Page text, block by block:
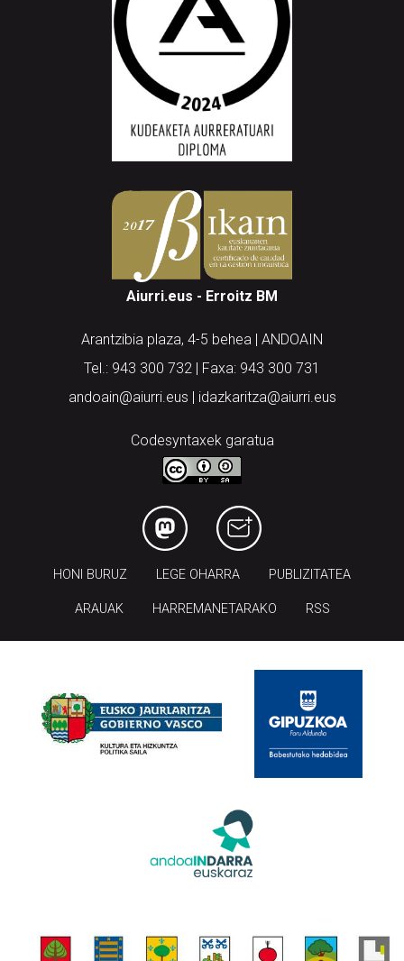
Aiurri.eus - Erroitz BM
Arantzibia plaza, 4-5 behea | ANDOAIN
Tel.: 943 300 732 | Faxa: 943 300 731
andoain@aiurri.eus | idazkaritza@aiurri.eus
Codesyntaxek garatua
HONI BURUZ LEGE OHARRA PUBLIZITATEA
ARAUAK HARREMANETARAKO RSS